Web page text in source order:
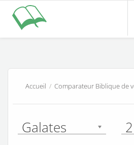
Accueil / Comparateur Biblique de
Galates 2